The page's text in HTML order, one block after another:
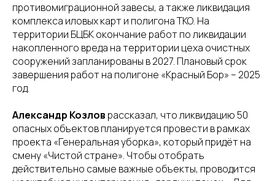
противомиграционной завесы, а также ликвидация
комплекса иловых карт и полигона ТКО. На
территории БЦБК окончание работ по ликвидации
накопленного вреда на территории цеха очистных
сооружений запланированы в 2027. Плановый срок
завершения работ на полигоне «Красный Бор» – 2025
год.
Александр Козлов рассказал, что ликвидацию 50
опасных объектов планируется провести в рамках
проекта «Генеральная уборка», который придёт на
смену «Чистой стране». Чтобы отобрать
действительно самые важные объекты, проводится